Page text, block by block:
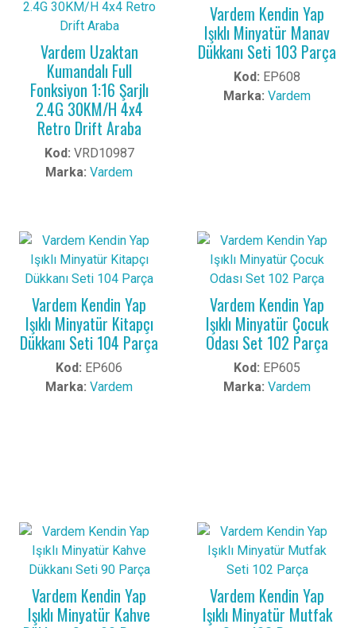
Vardem Uzaktan
Kumandalı Full
Fonksiyon 1:16 Şarjlı
2.4G 30KM/H 4x4
Retro Drift Araba
Kod: VRD10987
Marka: Vardem
Vardem Kendin Yap
Işıklı Minyatür Manav
Dükkanı Seti 103 Parça
Kod: EP608
Marka: Vardem
Vardem Kendin Yap
Işıklı Minyatür Kitapçı
Dükkanı Seti 104 Parça
Kod: EP606
Marka: Vardem
Vardem Kendin Yap
Işıklı Minyatür Çocuk
Odası Set 102 Parça
Kod: EP605
Marka: Vardem
Vardem Kendin Yap
Işıklı Minyatür Kahve
Vardem Kendin Yap
Işıklı Minyatür Mutfak